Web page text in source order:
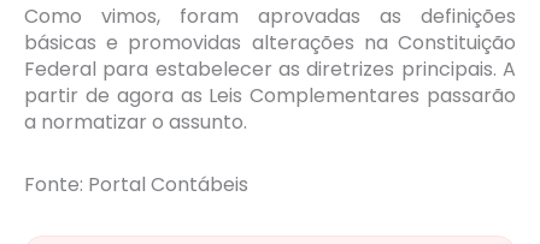
Como vimos, foram aprovadas as definições
básicas e promovidas alterações na Constituição
Federal para estabelecer as diretrizes principais. A
partir de agora as Leis Complementares passarão
a normatizar o assunto.
Fonte: Portal Contábeis